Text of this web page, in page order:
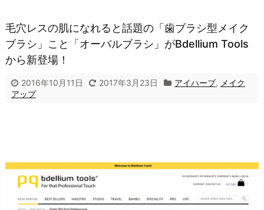
毛穴レスの肌になれると話題の「歯ブラシ型メイク
ブラシ」こと「オーバルブラシ」がBdellium Tools
から新登場！
2016年10月11日 2017年3月23日 アイハーブ, メイク
アップ